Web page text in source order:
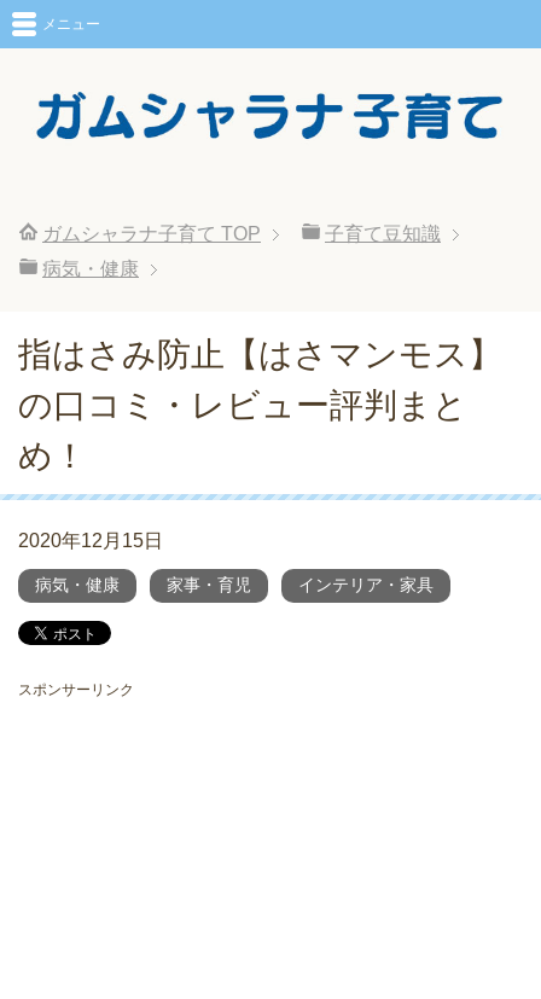
メニュー
ガムシャラナ子育て TOP
子育て豆知識
病気・健康
指はさみ防止【はさマンモス】
の口コミ・レビュー評判まと
め！
2020年12月15日
病気・健康 家事・育児 インテリア・家具
スポンサーリンク